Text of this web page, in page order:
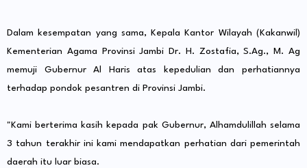
Dalam kesempatan yang sama, Kepala Kantor Wilayah (Kakanwil)
Kementerian Agama Provinsi Jambi Dr. H. Zostafia, S.Ag., M. Ag
memuji Gubernur Al Haris atas kepedulian dan perhatiannya
terhadap pondok pesantren di Provinsi Jambi.
"Kami berterima kasih kepada pak Gubernur, Alhamdulillah selama
3 tahun terakhir ini kami mendapatkan perhatian dari pemerintah
daerah itu luar biasa.